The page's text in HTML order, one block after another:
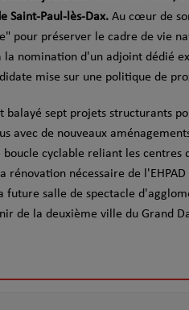
Saint-Paul-lès-Dax. Au cœur de
pour préserver le cadre de vie
la nomination d'un adjoint dédié
mise sur une politique de
balayé sept projets structurants
avec de nouveaux
boucle cyclable reliant les
rénovation nécessaire de
future salle de spectacle
de la deuxième ville du Grand